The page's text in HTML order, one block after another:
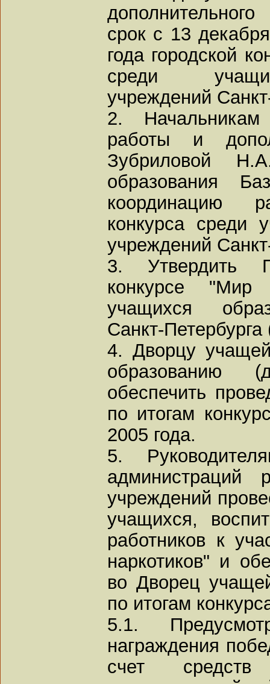
срок с 13
года городской
среди
учреждений
2. Начальникам
работы и
Зубриловой
образования
координацию
конкурса среди
учреждений
3. Утвердить
конкурсе "Мир
учащихся
Санкт-
4. Дворцу
образованию
обеспечить
по итогам
2005 года.
5.
администраций
учреждений
учащихся,
работников к
наркотиков" и
во Дворец
по итогам
5.1.
награждения
счет средств